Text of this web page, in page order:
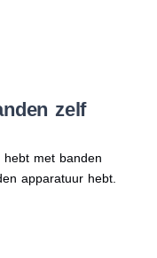
zelf
met banden
apparatuur hebt.